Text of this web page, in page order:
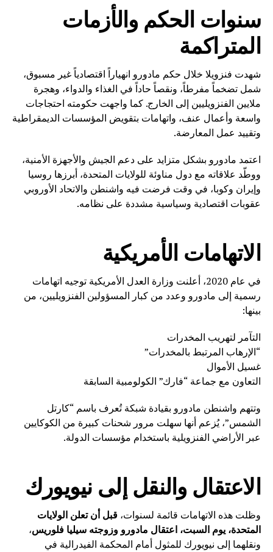
سنوات الحكم والأزمات
المتراكمة
شهدت فنزويلا خلال حكم مادورو انهياراً اقتصادياً غير مسبوق،
شمل تضخماً مفرطاً، ونقصاً حاداً في الغذاء والدواء، وهجرة
ملايين الفنزويليين إلى الخارج. كما واجهت حكومته احتجاجات
واسعة وأعمال عنف، واتهامات بتقويض المؤسسات الديمقراطية
وتقييد عمل المعارضة.
اعتمد مادورو بشكل متزايد على دعم الجيش والأجهزة الأمنية،
ووطّد علاقاته مع دول مناوئة للولايات المتحدة، أبرزها روسيا
وإيران وكوبا، في وقت فرضت فيه واشنطن والاتحاد الأوروبي
عقوبات اقتصادية وسياسية مشددة على نظامه.
الاتهامات الأمريكية
في عام 2020، أعلنت وزارة العدل الأمريكية توجيه اتهامات
رسمية إلى مادورو وعدد من كبار المسؤولين الفنزويليين، من
بينها:
التآمر لتهريب المخدرات
“الإرهاب المرتبط بالمخدرات”
غسيل الأموال
التعاون مع جماعة “فارك” الكولومبية السابقة
وتتهم واشنطن مادورو بقيادة شبكة تُعرف باسم “كارتل
الشمس”، يُزعم أنها سهلت مرور شحنات كبيرة من الكوكايين
عبر الأراضي الفنزويلية باستخدام مؤسسات الدولة.
الاعتقال والنقل إلى نيويورك
وظلت هذه الاتهامات قائمة لسنوات، قبل أن تعلن الولايات
المتحدة، يوم السبت، اعتقال مادورو وزوجته سيليا فلوريس،
ونقلهما إلى نيويورك للمثول أمام المحكمة الفيدرالية في